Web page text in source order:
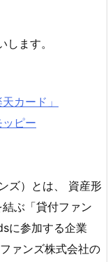
ます。
カード」
ピー
ズ）とは、 資産形
ぶ「貸付ファン
に参加する企業
ァンズ株式会社の